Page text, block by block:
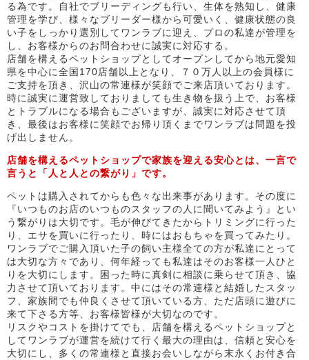
る為です。自社でブリーディングも行い、生体を熟知し、健康
管理を学び、様々なブリーダー様から可愛いく、健康状態の良
い子をしっかり選別してワンラブに迎え、プロの私達が管理を
し、お客様からのお問合わせに誠実に対応する。
店舗を構えるペットショップとしてオープンしてから地元愛知
県を中心に全国170店舗以上となり、７０万人以上の会員様に
ご支持を頂き、沢山の常連様が笑顔でご来店頂いております。
時に誠実に運営致しておりましても生き物を扱う上で、お客様
とトラブルになる場合もございますが、誠実に対応させて頂
き、最後はお客様に笑顔でお帰り頂くまでワンラブは問題を投
げ出しません。
店舗を構えるペットショップで家族を迎える安心とは、一言で
言うと「人と人との繋がり」です。
ペットは購入されてからも色々な出来事があります。その度に
『いつものお店のいつものスタッフの人に聞いてみよう』とい
う繋がりは大切です。毛が伸びてきたからトリミングに行った
り、エサを買いに行ったり、時にはおもちゃを買ってみたり。
ワンラブでご購入頂いた子の飼い主様全ての方が私達にとって
は大切な方々であり、何年経っても私達はそのお客様一人ひと
りを大切にします。困った時に真剣に相談に乗らせて頂き、協
力させて頂いております。中にはその常連様と結婚したスタッ
フ、家族間でも仲良くさせて頂いている方、ただ店頭に遊びに
来て下さる方等、お客様皆様が大切なのです。
リスクやコストを掛けてでも、店舗を構えるペットショップと
してワンラブが運営を続けて行く最大の理由は、信頼と安心を
大切にし、多くの常連様と直接お会いしながら末永くお付き合